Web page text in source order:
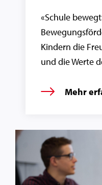
«Schule
Kindern die
und die Werte
Mehr